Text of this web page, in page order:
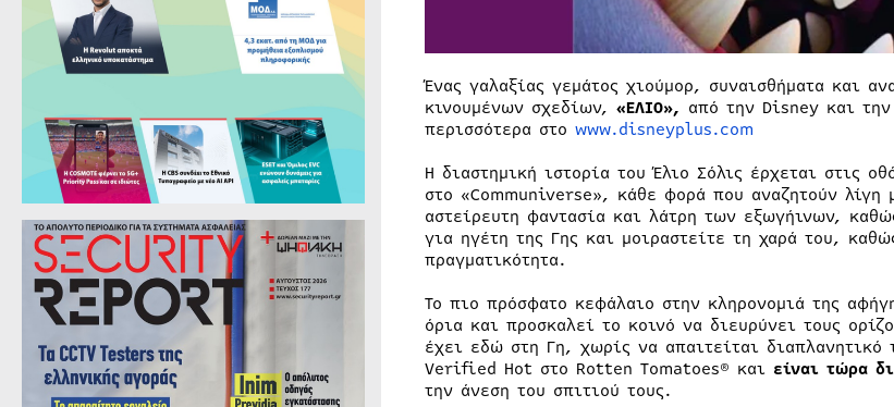
Ένας γαλαξίας γεμάτος χιούμορ, συναισθήματα και
κινουμένων σχεδίων, «ΕΛΙΟ», από την Disney και
περισσότερα στο www.disneyplus.com
Η διαστημική ιστορία του Έλιο Σόλις έρχεται στις
στο «Communiverse», κάθε φορά που αναζητούν
αστείρευτη φαντασία και λάτρη των εξωγήινων,
για ηγέτη της Γης και μοιραστείτε τη χαρά του,
πραγματικότητα.
Το πιο πρόσφατο κεφάλαιο στην κληρονομιά της
όρια και προσκαλεί το κοινό να διευρύνει τους
έχει εδώ στη Γη, χωρίς να απαιτείται
Verified Hot στο Rotten Tomatoes® και είναι τώρα
την άνεση του σπιτιού τους.